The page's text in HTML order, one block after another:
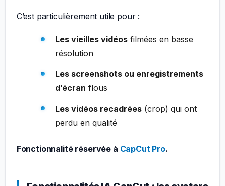
C’est particulièrement utile pour :
Les vieilles vidéosfilmées en basse
résolution
Les screenshots ou enregistrements
d’écran flous
Les vidéos recadrées(crop) qui ont
perdu en qualité
Fonctionnalité réservée à CapCut Pro.